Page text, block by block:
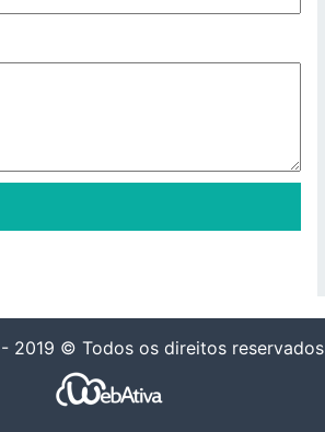
2019 © Todos os direitos reservados